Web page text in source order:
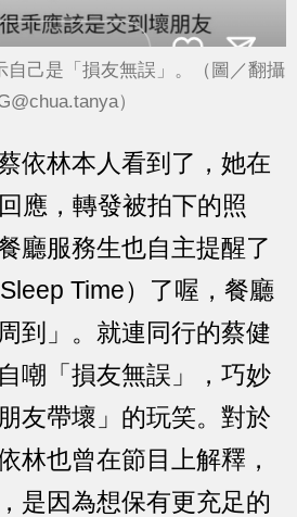
自己是「損友無誤」。（圖／翻攝
）
依林本人看到了，她在
應，轉發被拍下的照
廳服務生也自主提醒了
Time）了喔，餐廳
到」。就連同行的蔡健
嘲「損友無誤」，巧妙
友帶壞」的玩笑。對於
林也曾在節目上解釋，
是因為想保有更充足的